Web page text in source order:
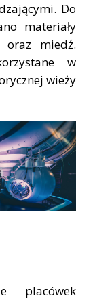
Do
materiały
oraz miedź.
w
wieży
placówek